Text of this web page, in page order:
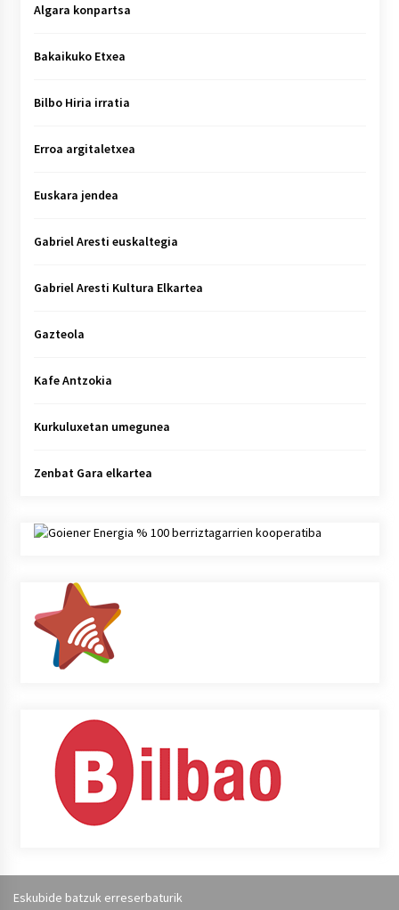
Algara konpartsa
Bakaikuko Etxea
Bilbo Hiria irratia
Erroa argitaletxea
Euskara jendea
Gabriel Aresti euskaltegia
Gabriel Aresti Kultura Elkartea
Gazteola
Kafe Antzokia
Kurkuluxetan umegunea
Zenbat Gara elkartea
Eskubide batzuk erreserbaturik